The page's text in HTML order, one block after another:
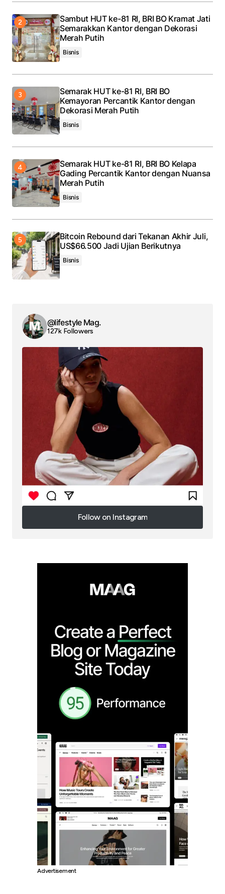
Submit Comment
Sambut HUT ke-81 RI, BRI BO Kramat Jati
Semarakkan Kantor dengan Dekorasi
Merah Putih
Bisnis
Semarak HUT ke-81 RI, BRI BO
Kemayoran Percantik Kantor dengan
Dekorasi Merah Putih
Bisnis
Semarak HUT ke-81 RI, BRI BO Kelapa
Gading Percantik Kantor dengan Nuansa
Merah Putih
Bisnis
Bitcoin Rebound dari Tekanan Akhir Juli,
US$66.500 Jadi Ujian Berikutnya
Bisnis
@lifestyle Mag.
127k Followers
Follow on Instagram
Follow on Instagram
Advertisement